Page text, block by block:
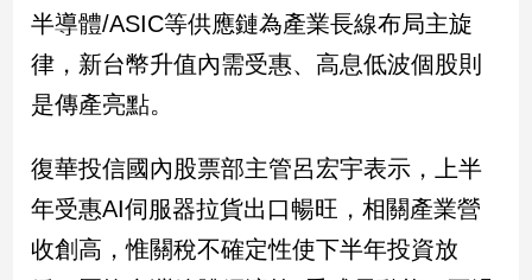
點
民
調
國
會
點
觀
半導體/ASIC等供應鏈為產業長線布局主旋
律，新台幣升值內需受惠、高息低波個股則
是傳產亮點。
復華投信國內股票部主管呂宏宇表示，上半
年受惠AI伺服器拉貨出口暢旺，相關產業營
收創高，惟關稅不確定性使下半年投資放